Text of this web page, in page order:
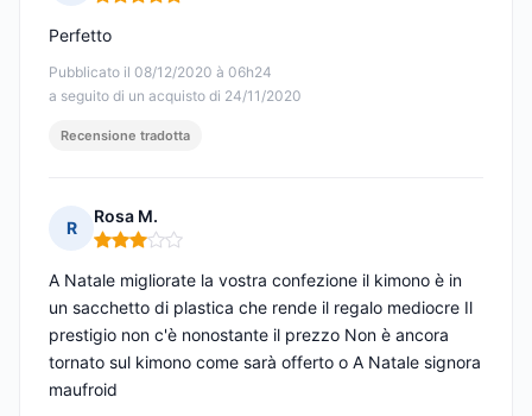
Nota: 5 su 5
Pubblicato il 08/12/2020 à 06h24
a seguito di un acquisto di 24/11/2020
Perfetto
Recensione tradotta
R
Rosa M.
Nota: 3 su 5
A Natale migliorate la vostra confezione il kimono è in
un sacchetto di plastica che rende il regalo mediocre Il
prestigio non c'è nonostante il prezzo Non è ancora
tornato sul kimono come sarà offerto o A Natale signora
maufroid